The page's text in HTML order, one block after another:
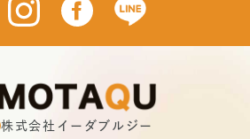
株式会社イーダブルジー